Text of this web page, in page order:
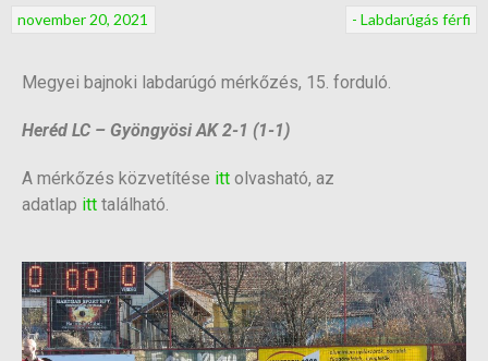
- Labdarúgás férfi
november 20, 2021
Megyei bajnoki labdarúgó mérkőzés, 15. forduló.
Heréd LC – Gyöngyösi AK 2-1 (1-1)
A mérkőzés közvetítése itt olvasható, az
adatlap itt található.